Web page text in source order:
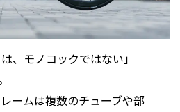
、モノコックではない」
ームは複数のチューブや部